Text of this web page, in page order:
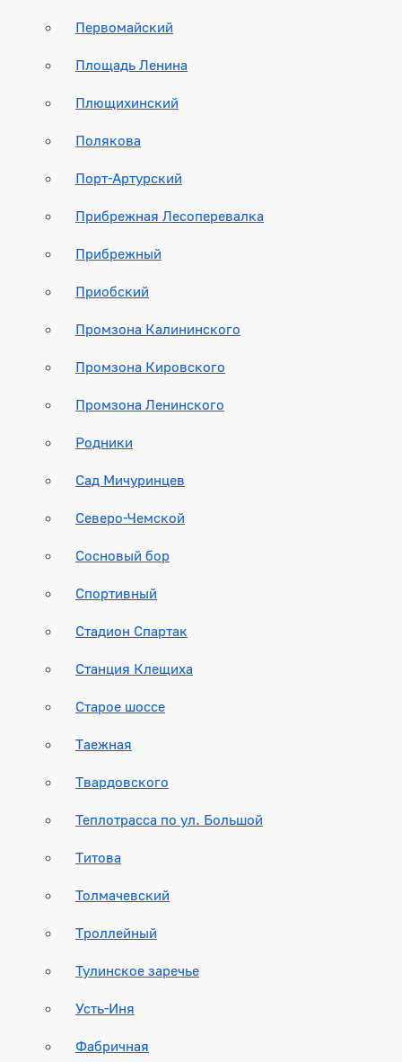
Первомайский
Площадь Ленина
Плющихинский
Полякова
Порт-Артурский
Прибрежная Лесоперевалка
Прибрежный
Приобский
Промзона Калининского
Промзона Кировского
Промзона Ленинского
Родники
Сад Мичуринцев
Северо-Чемской
Сосновый бор
Спортивный
Стадион Спартак
Станция Клещиха
Старое шоссе
Таежная
Твардовского
Теплотрасса по ул. Большой
Титова
Толмачевский
Троллейный
Тулинское заречье
Усть-Иня
Фабричная